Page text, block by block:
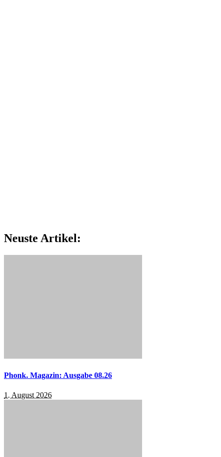
Neuste Artikel:
Phonk. Magazin: Ausgabe 08.26
1. August 2026